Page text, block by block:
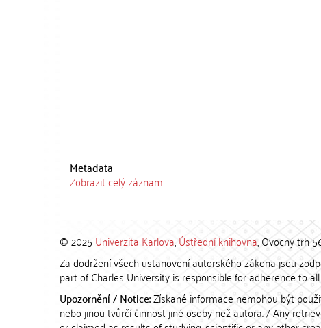
Metadata
Zobrazit celý záznam
© 2025 Univerzita Karlova,Ústřední knihovna, Ovocný trh
Za dodržení všech ustanovení autorského zákona jsou
part of Charles University is responsible for adherence to
Upozornění / Notice:Získané informace nemohou být
nebo jinou tvůrčí činnost jiné osoby než autora. / Any